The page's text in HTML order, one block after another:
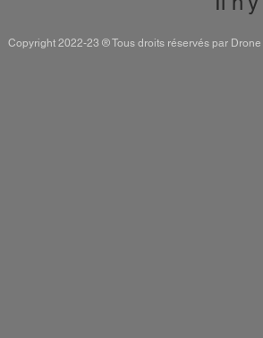
Copyright 2022-23 ® Tous droits réservés par